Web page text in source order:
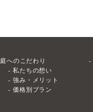
庭へのこだわり
私たちの想い
強み・メリット
価格別プラン